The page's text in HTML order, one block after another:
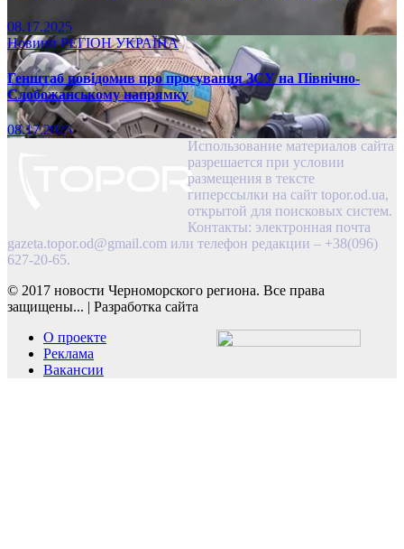
08.17.2025
НовиниРЕГІОНУКРАЇНА
Генштаб повідомив про просування ЗСУ на Північно-
Слобожанському напрямку
08.17.2025
Использование материалов сайта
разрешается при условии
размещения в тексте
гиперссылки на сайт topor.od.ua,
открытой для поисковых систем.
Контакты: электронная почта
gazeta.topor.od@gmail.com или телефон редакции – +38(096)
627-20-65.
© 2017 новости Черноморского региона. Все права
защищены... | Разработка сайта
О проекте
Реклама
Вакансии